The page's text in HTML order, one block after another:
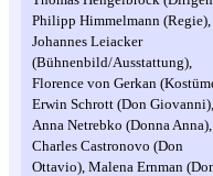
Philipp Himmelmann (Regie),
Johannes Leiacker
(Bühnenbild/Ausstattung),
Florence von Gerkan
Erwin Schrott (Don Giovanni),
Anna Netrebko (Donna Anna),
Charles Castronovo (Don
Ottavio), Malena Ernman